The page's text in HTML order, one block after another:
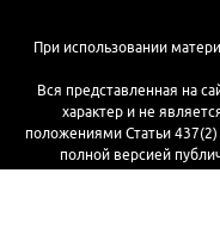
При использовании
Вся представленная на
характер и не
положениями Статьи 437(2)
полной версией